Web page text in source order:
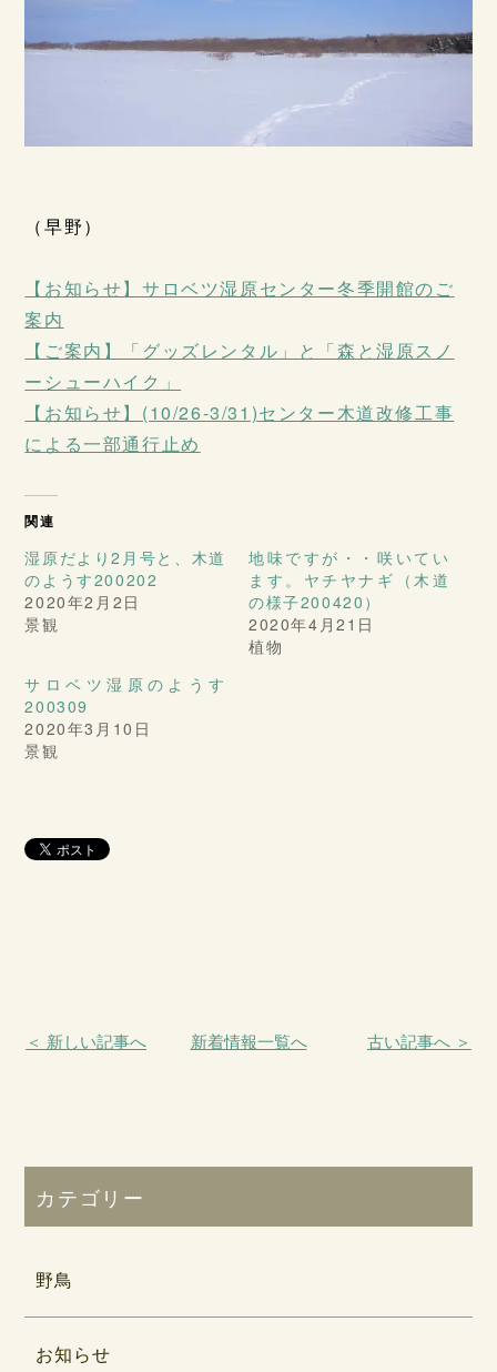
（早野）
【お知らせ】サロベツ湿原センター冬季開館のご
案内
【ご案内】「グッズレンタル」と「森と湿原スノ
ーシューハイク」
【お知らせ】(10/26-3/31)センター木道改修工事
による一部通行止め
関連
湿原だより2月号と、木道
のようす200202
2020年2月2日
景観
地味ですが・・咲いてい
ます。ヤチヤナギ（木道
の様子200420）
2020年4月21日
植物
サロベツ湿原のようす
200309
2020年3月10日
景観
＜ 新しい記事へ 新着情報一覧へ 古い記事へ ＞
カテゴリー
野鳥
お知らせ